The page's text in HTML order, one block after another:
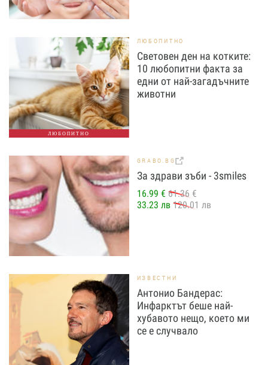
ЛЮБОПИТНО
ЛЮБОПИТНО
Световен ден на котките:
10 любопитни факта за
едни от най-загадъчните
животни
GRABO.BG
За здрави зъби - 3smiles
16.99 € 61.36 €
33.23 лв 120.01 лв
ИЗВЕСТНИ
Антонио Бандерас:
Инфарктът беше най-
хубавото нещо, което ми
се е случвало